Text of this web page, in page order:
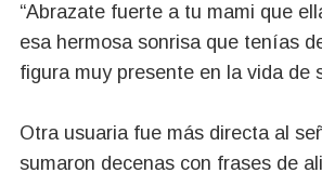
“Abrazate fuerte a tu mami que
esa hermosa sonrisa que tenías
figura muy presente en la vida de
Otra usuaria fue más directa al
sumaron decenas con frases de